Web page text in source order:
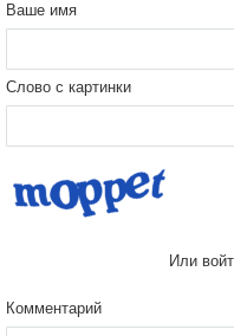
Ваше имя
Слово с картинки
Или
Комментарий